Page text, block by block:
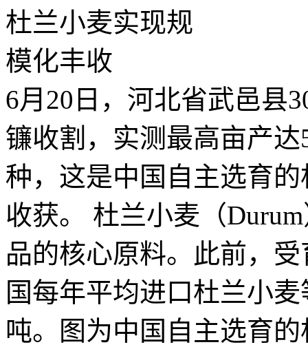
6月20日，河北省武邑县
镰收割，实测最高亩产
种，这是中国自主选育
收获。 杜兰小麦（
品的核心原料。此前，
国每年平均进口杜兰小
吨。图为中国自主选育